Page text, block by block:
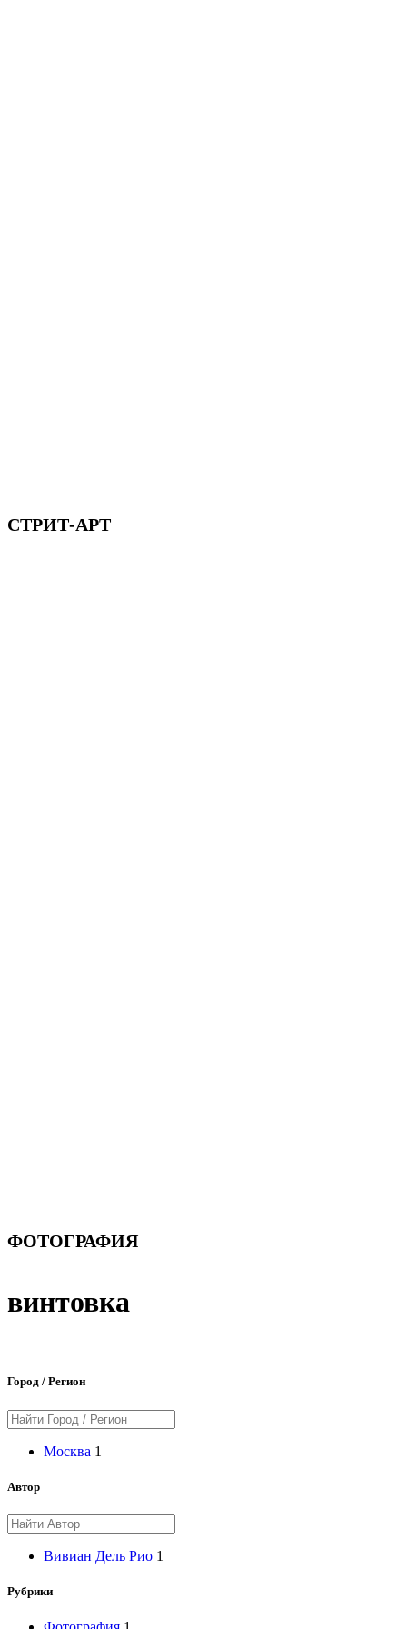
СТРИТ-АРТ
ФОТОГРАФИЯ
винтовка
Город / Регион
Москва 1
Автор
Вивиан Дель Рио 1
Рубрики